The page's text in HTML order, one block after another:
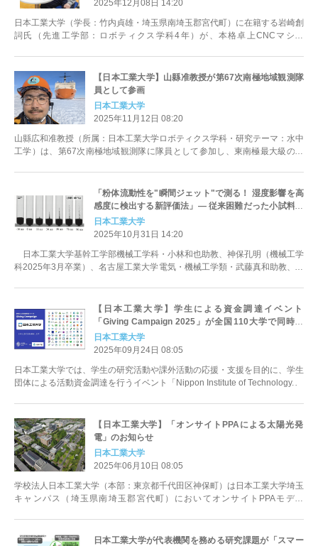
2025年12月08日 14:20
日本工業大学（学長：竹内貞雄・埼玉県南埼玉郡宮代町）に在籍する岩崎創
詞氏（先進工学部：ロボティクス学科4年）が、本格卓上CNCマシン
【日本工業大学】山縣准教授が第67次南極地域観測隊
員として参画
日本工業大学
2025年11月12日 08:20
山縣広和准教授（所属：日本工業大学ロボティクス学科・研究テーマ：水中
工学）は、第67次南極地域観測隊に隊員として参加し、東南極最大級の氷
「粉体流動性を"瞬間ジェット"で測る！ 湿度影響を高
感度に検出する新評価法」― 従来困難だった小試料・
高速計測を実現 ―
日本工業大学
2025年10月31日 14:20
日本工業大学基幹工学部機械工学科・小林和也助教、神保孔明（機械工学
科2025年3月卒業）、名古屋工業大学電気・機械工学類・武藤真和助教、東
【日本工業大学】学生による資金調達イベント
「Giving Campaign 2025」が全国110大学で同時開
催、文部科学省の後援が決定しました。
日本工業大学
2025年09月24日 08:05
日本工業大学では、学生の研究活動や課外活動の応援・支援を目的に、学生
団体による活動資金調達を行うイベント「Nippon Institute of Technology...
【日本工業大学】「オンサイトPPAによる太陽光発
電」のお知らせ
日本工業大学
2025年06月10日 08:05
学校法人日本工業大学（本部：東京都千代田区神保町）は日本工業大学埼玉
キャンパス（埼玉県南埼玉郡宮代町）においてオンサイトPPAモデル
日本工業大学が代表機関を務める研究課題が「スマー